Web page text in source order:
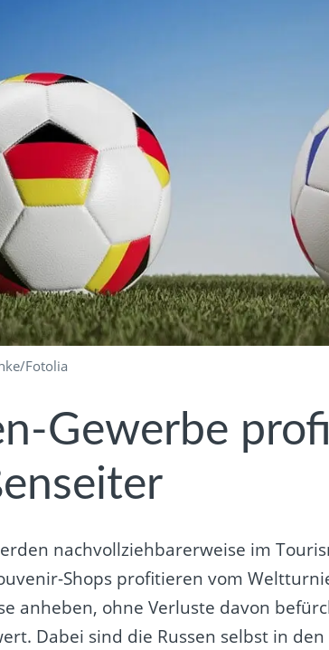
Fotolia
Gewerbe
nachvollziehbarerweise im
Shops profitieren vom
anheben, ohne Verluste davon
Dabei sind die Russen selbst in